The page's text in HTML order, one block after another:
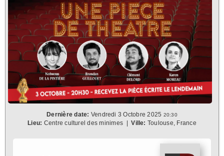
Dernière date: Vendredi 3 Octobre 2025 20:30
Lieu: Centre culturel des minimes | Ville: Toulouse, France